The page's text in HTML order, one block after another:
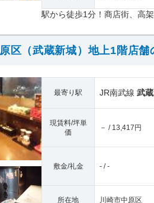
駅から徒歩1分！商店街、高
区（武蔵新城）地上1階店
最寄り駅 JR南武線 武
現賃料/坪単
価
－ / 13,417円
敷金/礼金 - / -
所在地 川崎市中原区